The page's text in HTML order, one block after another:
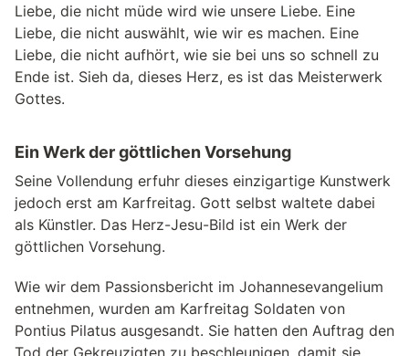
Liebe, die nicht müde wird wie unsere Liebe. Eine
Liebe, die nicht aus­wählt, wie wir es machen. Eine
Liebe, die nicht auf­hört, wie sie bei uns so schnell zu
Ende ist. Sieh da, die­ses Herz, es ist das Meisterwerk
Gottes.
Ein Werk der göttlichen Vorsehung
Seine Vollendung erfuhr dieses einzigartige Kunstwerk
jedoch erst am Karfreitag. Gott selbst waltete dabei
als Künstler. Das Herz-Jesu-Bild ist ein Werk der
göttlichen Vorsehung.
Wie wir dem Passionsbericht im Johannesevangelium
entnehmen, wurden am Karfreitag Soldaten von
Pontius Pilatus ausgesandt. Sie hatten den Auftrag den